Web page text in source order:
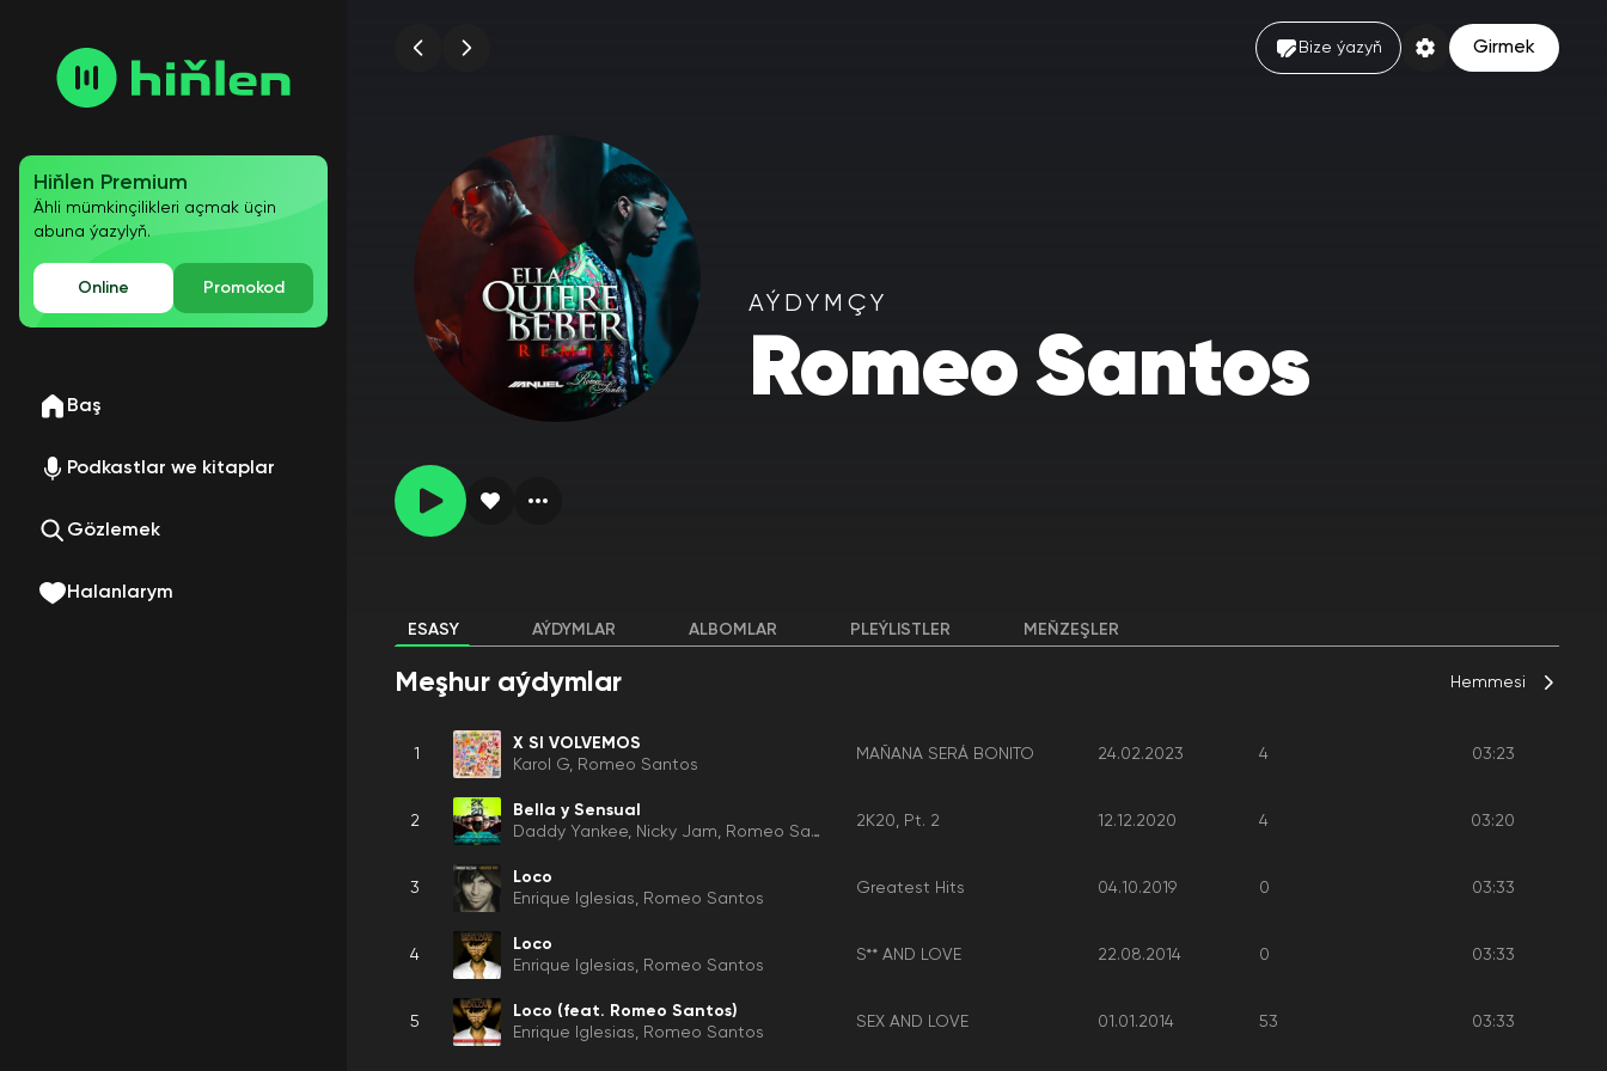
Hiňlen Premium
Ähli mümkinçilikleri açmak üçin
abuna ýazylyň.
Online Promokod
Baş
Podkastlar we kitaplar
Gözlemek
Halanlarym
Bize ýazyň Girmek
AÝDYMÇY
Romeo Santos
ESASY AÝDYMLAR ALBOMLAR PLEÝLISTLER MEŇZEŞLER
Meşhur aýdymlar Hemmesi
1
X SI VOLVEMOS
Karol G
Romeo Santos
MAÑANA SERÁ BONITO 24.02.2023 4 03:23
2
Bella y Sensual
Daddy Yankee
Nicky Jam Romeo Santos
2K20, Pt. 2 12.12.2020 4 03:20
3
Loco
Enrique Iglesias
Romeo Santos
Greatest Hits 04.10.2019 0 03:33
4
Loco
Enrique Iglesias
Romeo Santos
S** AND LOVE 22.08.2014 0 03:33
5
Loco (feat. Romeo Santos)
Enrique Iglesias
Romeo Santos
SEX AND LOVE 01.01.2014 53 03:33